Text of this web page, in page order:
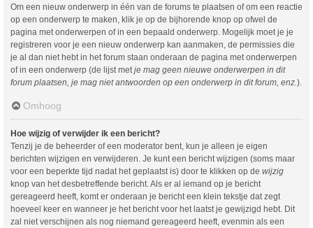
Om een nieuw onderwerp in één van de forums te plaatsen of om een reactie
op een onderwerp te maken, klik je op de bijhorende knop op ofwel de
pagina met onderwerpen of in een bepaald onderwerp. Mogelijk moet je je
registreren voor je een nieuw onderwerp kan aanmaken, de permissies die
je al dan niet hebt in het forum staan onderaan de pagina met onderwerpen
of in een onderwerp (de lijst met je mag geen nieuwe onderwerpen in dit
forum plaatsen, je mag niet antwoorden op een onderwerp in dit forum, enz. ).
Omhoog
Hoe wijzig of verwijder ik een bericht?
Tenzij je de beheerder of een moderator bent, kun je alleen je eigen
berichten wijzigen en verwijderen. Je kunt een bericht wijzigen (soms maar
voor een beperkte tijd nadat het geplaatst is) door te klikken op de wijzig
knop van het desbetreffende bericht. Als er al iemand op je bericht
gereageerd heeft, komt er onderaan je bericht een klein tekstje dat zegt
hoeveel keer en wanneer je het bericht voor het laatst je gewijzigd hebt. Dit
zal niet verschijnen als nog niemand gereageerd heeft, evenmin als een